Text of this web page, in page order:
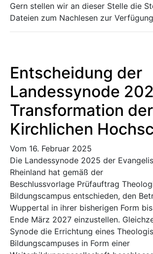
Gern stellen wir an dieser Stelle die
Dateien zum Nachlesen zur
Entscheidung der
Landessynode
Transformation der
Kirchlichen
Vom 16. Februar 2025
Die Landessynode 2025 der
Rheinland hat gemäß der
Beschlussvorlage Prüfauftrag
Bildungscampus entschieden, den
Wuppertal in ihrer bisherigen Form
Ende März 2027 einzustellen.
Synode die Errichtung eines
Bildungscampuses in Form einer